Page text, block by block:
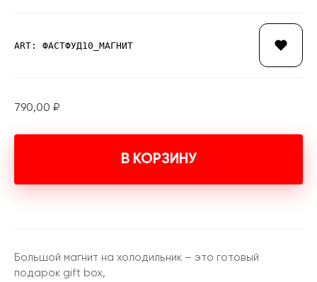
ART: ФАСТФУД10_МАГНИТ
790,00 ₽
В КОРЗИНУ
Большой магнит на холодильник – это готовый
подарок gift box,